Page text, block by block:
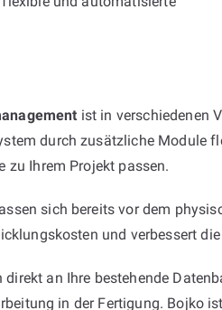
ist in verschiedenen
durch zusätzliche Module
zu Ihrem Projekt passen.
sich bereits vor dem
und verbessert
direkt an Ihre bestehende
in der Fertigung. Bojko